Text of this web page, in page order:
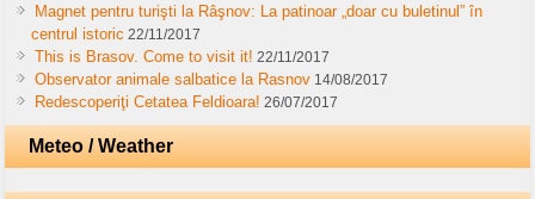
Magnet pentru turişti la Râşnov: La patinoar „doar cu buletinul” în
centrul istoric 22/11/2017
This is Brasov. Come to visit it! 22/11/2017
Observator animale salbatice la Rasnov 14/08/2017
Redescoperiţi Cetatea Feldioara! 26/07/2017
Meteo / Weather